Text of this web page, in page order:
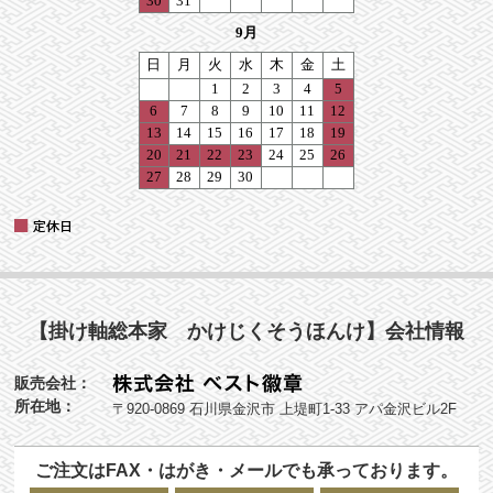
【掛け軸総本家 かけじくそうほんけ】会社情報
販売会社：
所在地：
〒920-0869 石川県金沢市 上堤町1-33 アパ金沢ビル2F
ご注文はFAX・はがき・メールでも承っております。